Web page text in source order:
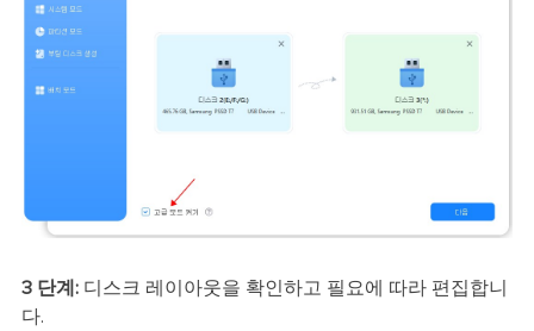
3 단계: 디스크 레이아웃을 확인하고 필요에 따라 편집합니
다.